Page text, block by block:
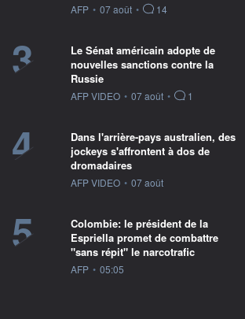
information fournie par
AFP • 07 août • 14
3
Le Sénat américain adopte de
nouvelles sanctions contre la
Russie
information fournie par
AFP VIDEO • 07 août • 1
4
Dans l'arrière-pays australien, des
jockeys s'affrontent à dos de
dromadaires
information fournie par
AFP VIDEO • 07 août
5
Colombie: le président de la
Espriella promet de combattre
"sans répit" le narcotrafic
information fournie par
AFP • 05:05